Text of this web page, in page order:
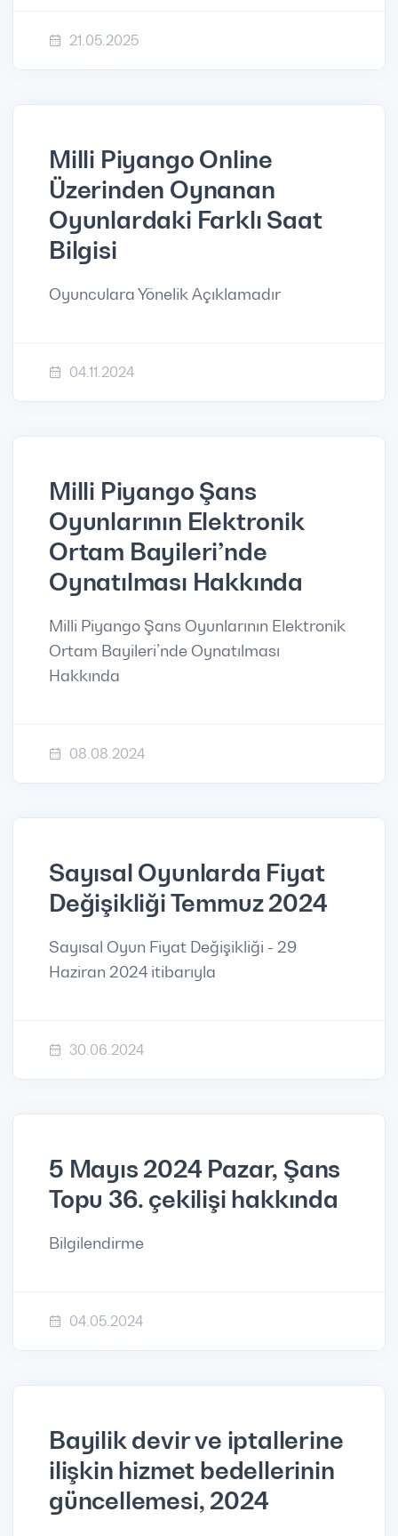
21.05.2025
Milli Piyango Online
Üzerinden Oynanan
Oyunlardaki Farklı Saat
Bilgisi
Oyunculara Yönelik Açıklamadır
04.11.2024
Milli Piyango Şans
Oyunlarının Elektronik
Ortam Bayileri’nde
Oynatılması Hakkında
Milli Piyango Şans Oyunlarının Elektronik
Ortam Bayileri’nde Oynatılması
Hakkında
08.08.2024
Sayısal Oyunlarda Fiyat
Değişikliği Temmuz 2024
Sayısal Oyun Fiyat Değişikliği - 29
Haziran 2024 itibarıyla
30.06.2024
5 Mayıs 2024 Pazar, Şans
Topu 36. çekilişi hakkında
Bilgilendirme
04.05.2024
Bayilik devir ve iptallerine
ilişkin hizmet bedellerinin
güncellemesi, 2024